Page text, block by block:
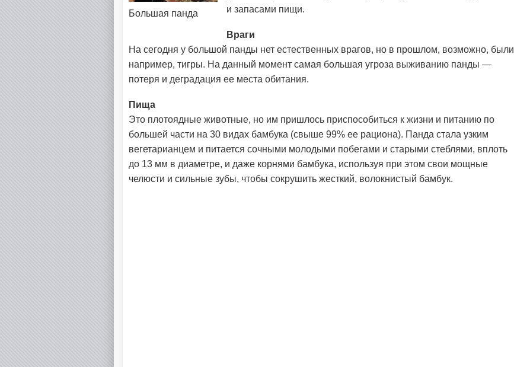
Большая панда
и запасами пищи.
Враги
На сегодня у большой панды нет естественных врагов, но в прошлом, возможно, были
например, тигры. На данный момент самая большая угроза выживанию панды —
потеря и деградация ее места обитания.
Пища
Это плотоядные животные, но им пришлось приспособиться к жизни и питанию по
большей части на 30 видах бамбука (свыше 99% ее рациона). Панда стала узким
вегетарианцем и питается сочными молодыми побегами и старыми стеблями, вплоть
до 13 мм в диаметре, и даже корнями бамбука, используя при этом свои мощные
челюсти и сильные зубы, чтобы сокрушить жесткий, волокнистый бамбук.